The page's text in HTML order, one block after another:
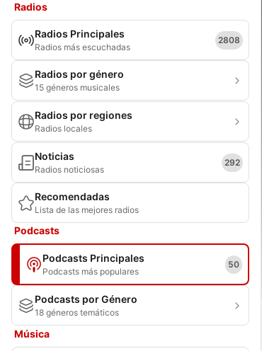
Radios
Radios Principales
Radios más escuchadas
2808
Radios por género
15 géneros musicales
Radios por regiones
Radios locales
Noticias
Radios noticiosas
292
Recomendadas
Lista de las mejores radios
Podcasts
Podcasts Principales
Podcasts más populares
50
Podcasts por Género
18 géneros temáticos
Música